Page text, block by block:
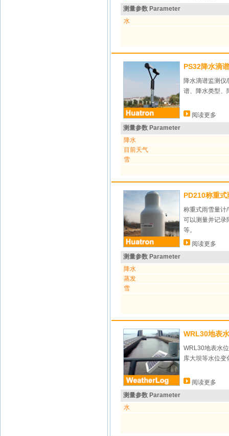
测量参数 Parameter
水
PS32降水滴
降水滴谱监测仪
谱、降水类型、
阅读更多
测量参数 Parameter
降水
目前天气
雪
PD210称重式
称重式雨雪量计
可以测量并记录
等。
阅读更多
测量参数 Parameter
降水
蒸发
雪
WRL30地表
WRL30地表水
库大坝等水位变
阅读更多
测量参数 Parameter
水